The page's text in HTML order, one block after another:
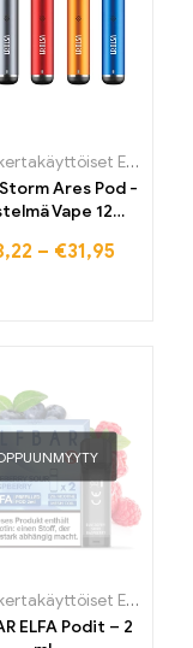
sähkötupakat
E-savut
Ares Pod -
Vape 12W
– €31,95
,Kertakäyttöiset
E-savut
ELFA Podit – 2